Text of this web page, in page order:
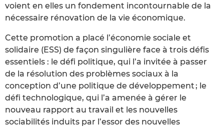
voient en elles un fondement incontournable de la
nécessaire rénovation de la vie économique.
Cette promotion a placé l’économie sociale et
solidaire (ESS) de façon singulière face à trois défis
essentiels : le défi politique, qui l’a invitée à passer
de la résolution des problèmes sociaux à la
conception d’une politique de développement ; le
défi technologique, qui l’a amenée à gérer le
nouveau rapport au travail et les nouvelles
sociabilités induits par l’essor des nouvelles